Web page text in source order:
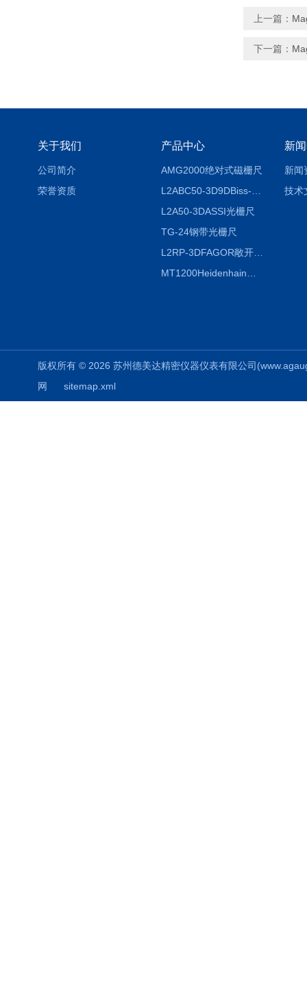
上一篇：
下一篇：
关于我们
公司简介
荣誉资质
产品中心
AMG2000绝对式磁栅尺
L2A50-3DASSI光栅尺
TG-24钢带光栅尺
L2RP-3DFAGOR敞开式光栅尺
新
新闻
技术
版权所有 © 2026 苏州德美达精密仪器仪表有限公司
网
sitemap.xml